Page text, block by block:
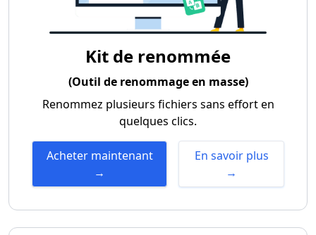
Kit de renommée
(Outil de renommage en masse)
Renommez plusieurs fichiers sans effort en
quelques clics.
Acheter maintenant
→
En savoir plus
→